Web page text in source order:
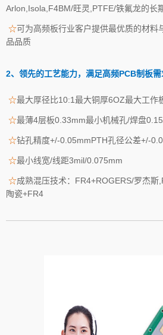
Arlon,Isola,F4BM/旺灵,PTFE/铁氟龙的长
☆可为高频板行业客户提供最优质的材料
品品质
2、领先的工艺能力，满足高频PCB制板需
☆最大厚径比10:1最大铜厚6OZ最大工作
☆最薄4层板0.33mm最小机械孔/焊盘
☆钻孔精度+/-0.05mmPTH孔径公差+/-
☆最小线宽/线距3mil/0.075mm
☆成熟混压技术：FR4+ROGERS/罗杰斯
陶瓷+FR4